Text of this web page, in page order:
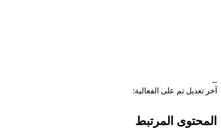
--
آخر تعديل تم على الفعالية:
المحتوى المرتبط